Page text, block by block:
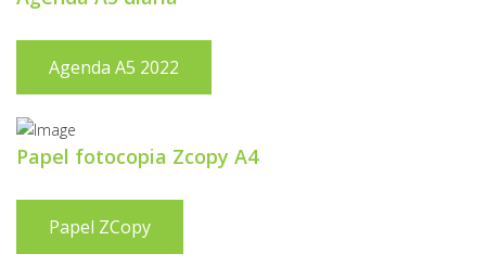
Agenda A5 2022
Papel fotocopia Zcopy A4
Papel ZCopy